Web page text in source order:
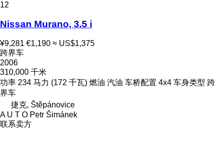
12
Nissan Murano, 3.5 i
¥9,281 €1,190 ≈ US$1,375
跨界车
2006
310,000 千米
功率 234 马力 (172 千瓦) 燃油 汽油 车桥配置 4x4 车身类型 跨
界车
捷克, Štěpánovice
A U T O Petr Šimánek
联系卖方